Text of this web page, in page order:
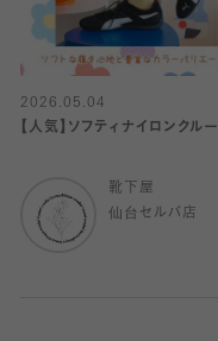
2026.05.04
【人気】ソフティナイロンクルー
靴下屋
仙台セルバ店